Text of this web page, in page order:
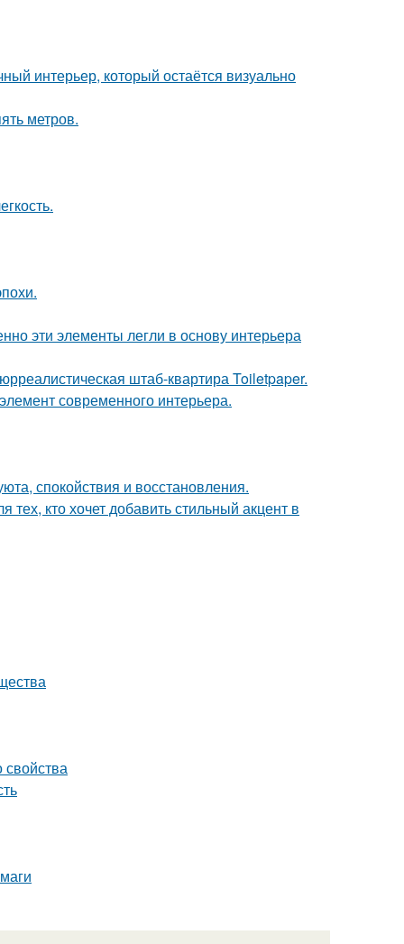
интерьер, который остаётся визуально
метров.
эти элементы легли в основу интерьера
штаб-квартира Toiletpaper.
современного интерьера.
спокойствия и восстановления.
кто хочет добавить стильный акцент в
свойства